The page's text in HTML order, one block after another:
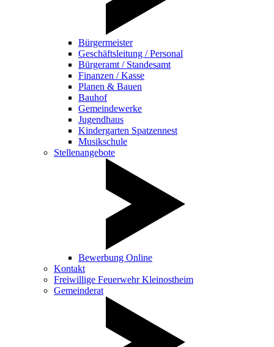
Bürgermeister
Geschäftsleitung / Personal
Bürgeramt / Standesamt
Finanzen / Kasse
Planen & Bauen
Bauhof
Gemeindewerke
Jugendhaus
Kindergarten Spatzennest
Musikschule
Stellenangebote
Bewerbung Online
Kontakt
Freiwillige Feuerwehr Kleinostheim
Gemeinderat